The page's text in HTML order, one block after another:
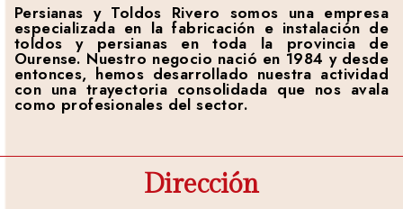
Persianas y Toldos Rivero somos una empresa
especializada en la fabricación e instalación de
toldos y persianas en toda la provincia de
Ourense. Nuestro negocio nació en 1984 y desde
entonces, hemos desarrollado nuestra actividad
con una trayectoria consolidada que nos avala
como profesionales del sector.
Dirección